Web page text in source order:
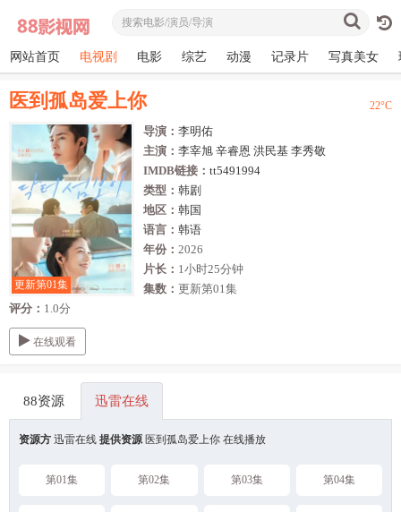
网站首页 电视剧 电影 综艺 动漫 记录片 写真美女
医到孤岛爱上你
更新第01集
导演： 李明佑
主演： 李宰旭 辛睿恩 洪民基 李秀敬
IMDB链接： tt5491994
类型： 韩剧
地区： 韩国
语言： 韩语
年份： 2026
片长： 1小时25分钟
集数： 更新第01集
评分： 1.0分
在线观看
22°C
88资源 迅雷在线
资源方 迅雷在线 提供资源医到孤岛爱上你 在线播放
第01集 第02集 第03集 第04集